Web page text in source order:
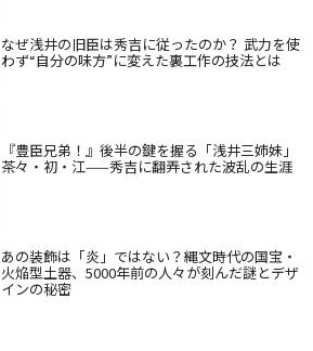
なぜ浅井の旧臣は秀吉に従ったのか？ 武力を使
わず“自分の味方”に変えた裏工作の技法とは
『豊臣兄弟！』後半の鍵を握る「浅井三姉妹」
茶々・初・江——秀吉に翻弄された波乱の生涯
あの装飾は「炎」ではない？縄文時代の国宝・
火焔型土器、5000年前の人々が刻んだ謎とデザ
インの秘密